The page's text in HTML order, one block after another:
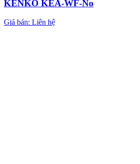
KENKO KEA-WF-No
Giá bán: Liên hệ